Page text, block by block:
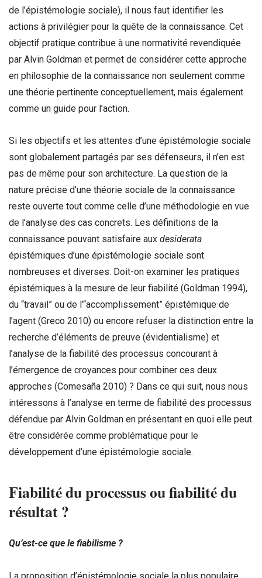
de l’épistémologie sociale), il nous faut identifier les
actions à privilégier pour la quête de la connaissance. Cet
objectif pratique contribue à une normativité revendiquée
par Alvin Goldman et permet de considérer cette approche
en philosophie de la connaissance non seulement comme
une théorie pertinente conceptuellement, mais également
comme un guide pour l’action.
Si les objectifs et les attentes d’une épistémologie sociale
sont globalement partagés par ses défenseurs, il n’en est
pas de même pour son architecture. La question de la
nature précise d’une théorie sociale de la connaissance
reste ouverte tout comme celle d’une méthodologie en vue
de l’analyse des cas concrets. Les définitions de la
connaissance pouvant satisfaire aux desiderata
épistémiques d’une épistémologie sociale sont
nombreuses et diverses. Doit-on examiner les pratiques
épistémiques à la mesure de leur fiabilité (Goldman 1994),
du “travail” ou de l’“accomplissement” épistémique de
l’agent (Greco 2010) ou encore refuser la distinction entre la
recherche d’éléments de preuve (évidentialisme) et
l’analyse de la fiabilité des processus concourant à
l’émergence de croyances pour combiner ces deux
approches (Comesaña 2010) ? Dans ce qui suit, nous nous
intéressons à l’analyse en terme de fiabilité des processus
défendue par Alvin Goldman en présentant en quoi elle peut
être considérée comme problématique pour le
développement d’une épistémologie sociale.
Fiabilitédu processus ou fiabilitédu
résultat ?
Qu’est-ce que le fiabilisme ?
La proposition d’épistémologie sociale la plus populaire